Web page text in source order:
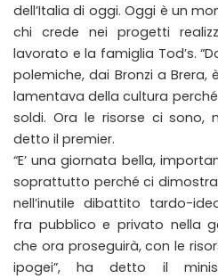
dell’Italia di oggi. Oggi è un
chi crede nei progetti
lavorato e la famiglia Tod’s.
polemiche, dai Bronzi a
lamentava della cultura
soldi. Ora le risorse ci sono,
detto il premier.
“E’ una giornata bella,
soprattutto perché ci
nell’inutile dibattito tardo-
fra pubblico e privato nella
che ora proseguirà, con le
ipogei”, ha detto il